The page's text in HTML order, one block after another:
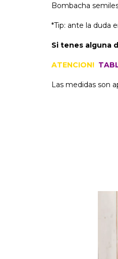
Bombacha
*Tip: ante la duda
Si tenes alguna
ATENCION!
Las medidas son